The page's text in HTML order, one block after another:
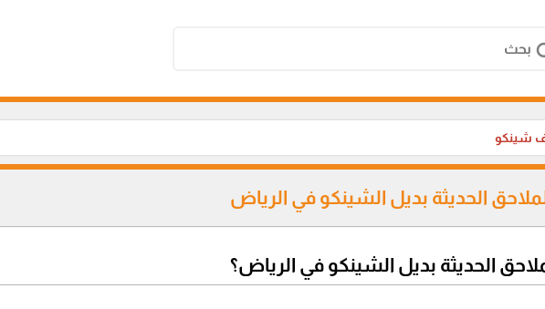
شينكو
الحديثة بديل الشينكو في الرياض
الحديثة بديل الشينكو في الرياض؟